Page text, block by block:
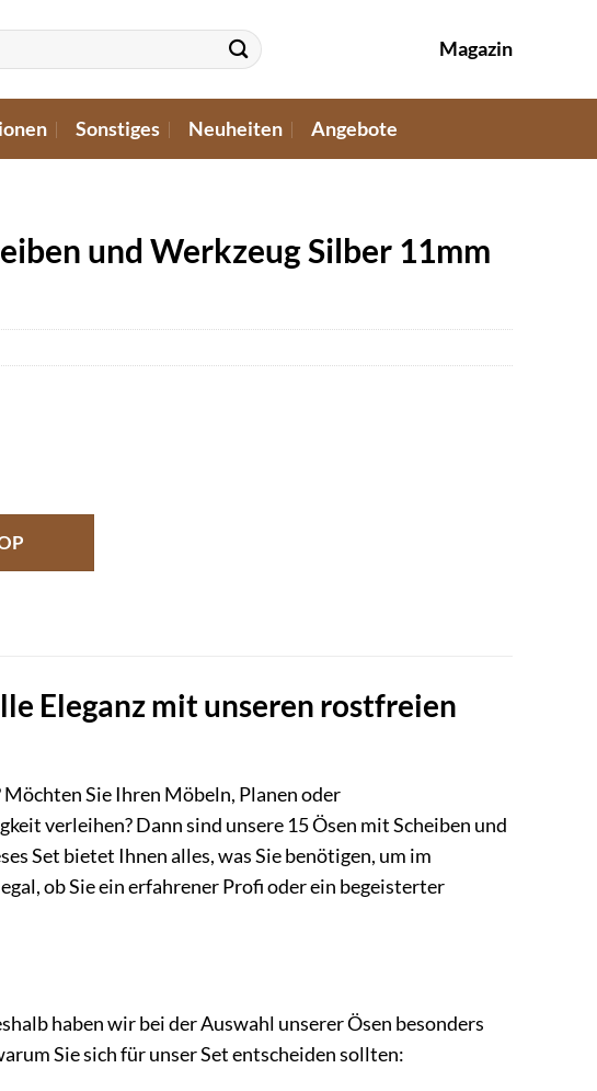
Magazin
Sonstiges Neuheiten Angebote
und Werkzeug Silber 11mm
Eleganz mit unseren rostfreien
Möchten Sie Ihren Möbeln, Planen oder
verleihen? Dann sind unsere 15 Ösen mit Scheiben und
Set bietet Ihnen alles, was Sie benötigen, um im
ob Sie ein erfahrener Profi oder ein begeisterter
haben wir bei der Auswahl unserer Ösen besonders
Sie sich für unser Set entscheiden sollten: